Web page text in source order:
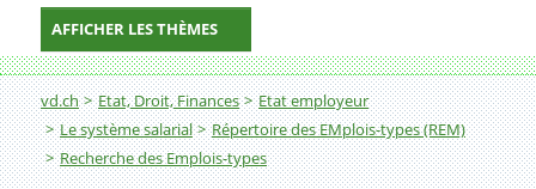
AFFICHER LES THÈMES
Fil d'Ariane
vd.ch Etat, Droit, Finances
Etat employeur
Le système salarial
Répertoire des EMplois-types (REM)
Recherche des Emplois-types
Administrateur-trice de bases de données